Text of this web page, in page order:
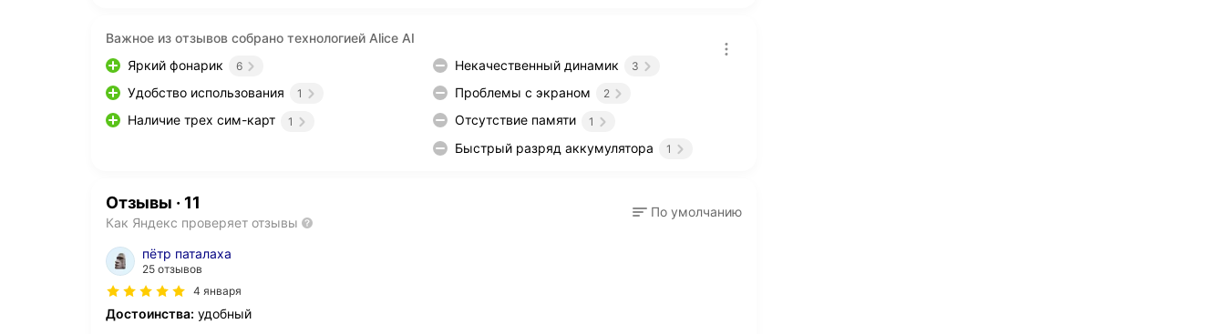
Важное из отзывов собрано технологией Alice AI
Яркий фонарик
6
Удобство использования 1
Наличие трех сим-карт 1
Некачественный динамик 3
Проблемы с экраном 2
Отсутствие памяти 1
Быстрый разряд аккумулятора 1
Отзывы · 11
Как Яндекс проверяет отзывы
По умолчанию
пётр паталаха
25 отзывов
4 января
Достоинства: удобный